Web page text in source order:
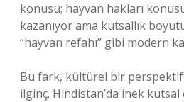
konusu; hayvan hakları
kazanıyor ama kutsallık
“hayvan refahı” gibi modern
Bu fark, kültürel bir
ilginç. Hindistan’da inek